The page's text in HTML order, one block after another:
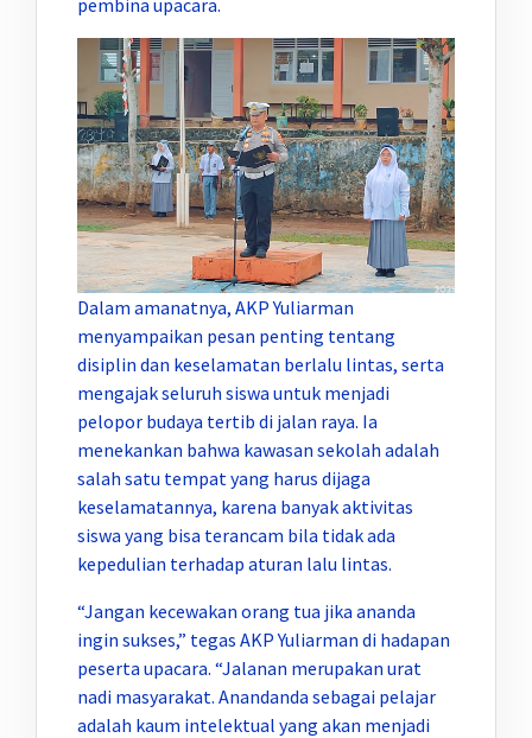
Dalam amanatnya, AKP Yuliarman
menyampaikan pesan penting tentang
disiplin dan keselamatan berlalu lintas, serta
mengajak seluruh siswa untuk menjadi
pelopor budaya tertib di jalan raya. Ia
menekankan bahwa kawasan sekolah adalah
salah satu tempat yang harus dijaga
keselamatannya, karena banyak aktivitas
siswa yang bisa terancam bila tidak ada
kepedulian terhadap aturan lalu lintas.
“Jangan kecewakan orang tua jika ananda
ingin sukses,” tegas AKP Yuliarman di hadapan
peserta upacara. “Jalanan merupakan urat
nadi masyarakat. Anandanda sebagai pelajar
adalah kaum intelektual yang akan menjadi